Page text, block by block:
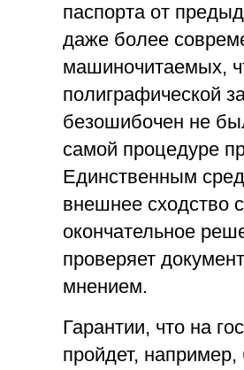
паспорта от
даже более
машиночитаемых,
полиграфической
безошибочен не
самой процедуре
Единственным
внешнее сходство
окончательное
проверяет
мнением.
Гарантии, что на
пройдет,